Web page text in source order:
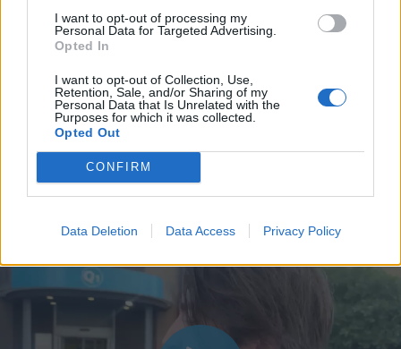
I want to opt-out of processing my
Personal Data for Targeted Advertising.
Opted In
I want to opt-out of Collection, Use,
Retention, Sale, and/or Sharing of my
Personal Data that Is Unrelated with the
Purposes for which it was collected.
Opted Out
CONFIRM
Data Deletion Data Access Privacy Policy